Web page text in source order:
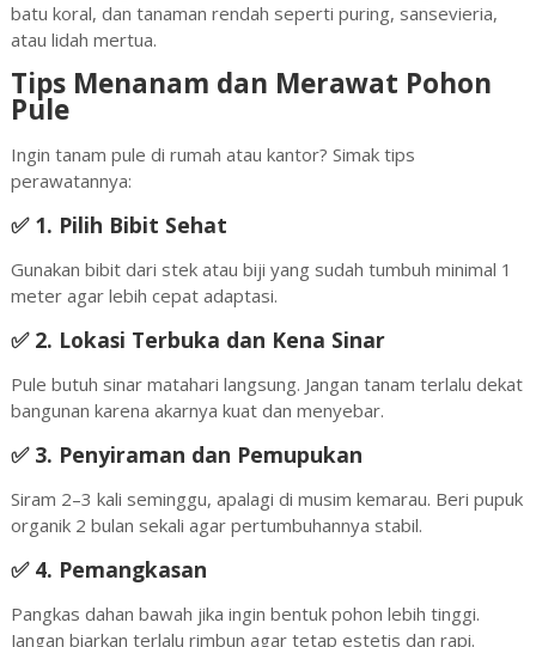
batu koral, dan tanaman rendah seperti puring, sansevieria,
atau lidah mertua.
Tips Menanam dan Merawat Pohon
Pule
Ingin tanam pule di rumah atau kantor? Simak tips
perawatannya:
✅ 1. Pilih Bibit Sehat
Gunakan bibit dari stek atau biji yang sudah tumbuh minimal 1
meter agar lebih cepat adaptasi.
✅ 2. Lokasi Terbuka dan Kena Sinar
Pule butuh sinar matahari langsung. Jangan tanam terlalu dekat
bangunan karena akarnya kuat dan menyebar.
✅ 3. Penyiraman dan Pemupukan
Siram 2–3 kali seminggu, apalagi di musim kemarau. Beri pupuk
organik 2 bulan sekali agar pertumbuhannya stabil.
✅ 4. Pemangkasan
Pangkas dahan bawah jika ingin bentuk pohon lebih tinggi.
Jangan biarkan terlalu rimbun agar tetap estetis dan rapi.